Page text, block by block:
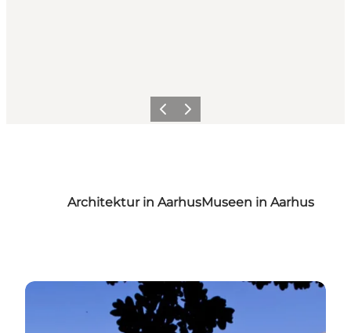
ZurückWeiter
Architektur in AarhusMuseen in Aarhus
Finden Sie Ihre Favoriten